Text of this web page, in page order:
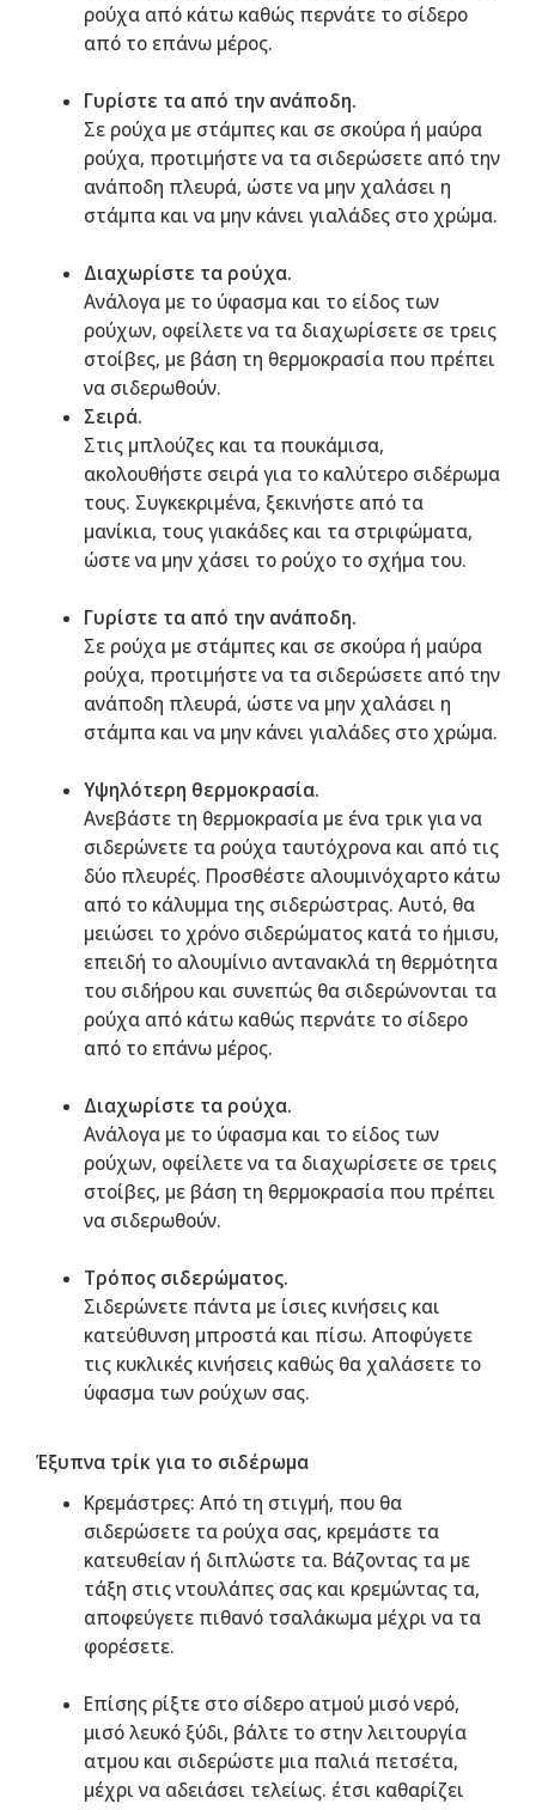
ρούχα από κάτω καθώς περνάτε το σίδερο
από το επάνω μέρος.
Γυρίστε τα από την ανάποδη.
Σε ρούχα με στάμπες και σε σκούρα ή μαύρα
ρούχα, προτιμήστε να τα σιδερώσετε από την
ανάποδη πλευρά, ώστε να μην χαλάσει η
στάμπα και να μην κάνει γιαλάδες στο χρώμα.
Διαχωρίστε τα ρούχα.
Ανάλογα με το ύφασμα και το είδος των
ρούχων, οφείλετε να τα διαχωρίσετε σε τρεις
στοίβες, με βάση τη θερμοκρασία που πρέπει
να σιδερωθούν.
Σειρά.
Στις μπλούζες και τα πουκάμισα,
ακολουθήστε σειρά για το καλύτερο σιδέρωμα
τους. Συγκεκριμένα, ξεκινήστε από τα
μανίκια, τους γιακάδες και τα στριφώματα,
ώστε να μην χάσει το ρούχο το σχήμα του.
Γυρίστε τα από την ανάποδη.
Σε ρούχα με στάμπες και σε σκούρα ή μαύρα
ρούχα, προτιμήστε να τα σιδερώσετε από την
ανάποδη πλευρά, ώστε να μην χαλάσει η
στάμπα και να μην κάνει γιαλάδες στο χρώμα.
Υψηλότερη θερμοκρασία.
Ανεβάστε τη θερμοκρασία με ένα τρικ για να
σιδερώνετε τα ρούχα ταυτόχρονα και από τις
δύο πλευρές. Προσθέστε αλουμινόχαρτο κάτω
από το κάλυμμα της σιδερώστρας. Αυτό, θα
μειώσει το χρόνο σιδερώματος κατά το ήμισυ,
επειδή το αλουμίνιο αντανακλά τη θερμότητα
του σιδήρου και συνεπώς θα σιδερώνονται τα
ρούχα από κάτω καθώς περνάτε το σίδερο
από το επάνω μέρος.
Διαχωρίστε τα ρούχα.
Ανάλογα με το ύφασμα και το είδος των
ρούχων, οφείλετε να τα διαχωρίσετε σε τρεις
στοίβες, με βάση τη θερμοκρασία που πρέπει
να σιδερωθούν.
Τρόπος σιδερώματος.
Σιδερώνετε πάντα με ίσιες κινήσεις και
κατεύθυνση μπροστά και πίσω. Αποφύγετε
τις κυκλικές κινήσεις καθώς θα χαλάσετε το
ύφασμα των ρούχων σας.
Έξυπνα τρίκ για το σιδέρωμα
Κρεμάστρες: Από τη στιγμή, που θα
σιδερώσετε τα ρούχα σας, κρεμάστε τα
κατευθείαν ή διπλώστε τα. Βάζοντας τα με
τάξη στις ντουλάπες σας και κρεμώντας τα,
αποφεύγετε πιθανό τσαλάκωμα μέχρι να τα
φορέσετε.
Επίσης ρίξτε στο σίδερο ατμού μισό νερό,
μισό λευκό ξύδι, βάλτε το στην λειτουργία
ατμου και σιδερώστε μια παλιά πετσέτα,
μέχρι να αδειάσει τελείως. έτσι καθαρίζει